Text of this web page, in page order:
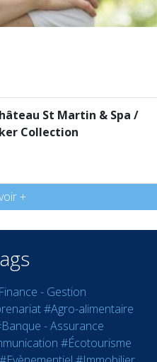
St Martin & Spa /
Collection
+
- Gestion
#Agro-alimentaire
- Assurance
#Écotourisme